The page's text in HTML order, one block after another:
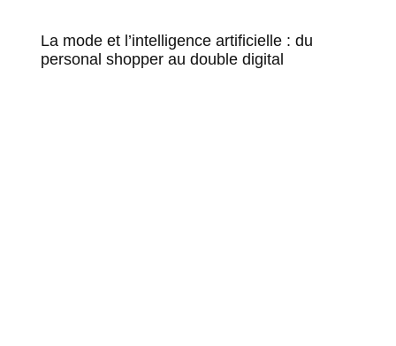
La mode et l’intelligence artificielle : du
personal shopper au double digital